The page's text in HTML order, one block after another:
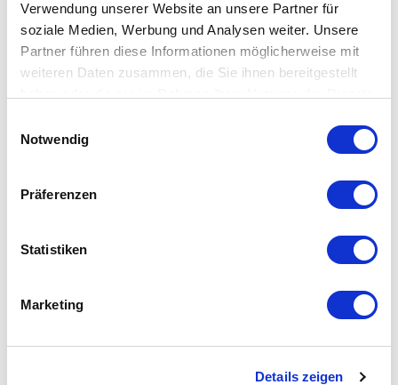
Verwendung unserer Website an unsere Partner für
soziale Medien, Werbung und Analysen weiter. Unsere
Partner führen diese Informationen möglicherweise mit
weiteren Daten zusammen, die Sie ihnen bereitgestellt
Notwendig
Präferenzen
Statistiken
Marketing
Details zeigen
verantwortlich
Olaf Famers (Dolphin IT-Systeme e.K.)
Verbraucher­streit­
beilegung/Universal­
schlichtungs­stelle
Verbraucherschlichtungsstelle teilzunehmen.